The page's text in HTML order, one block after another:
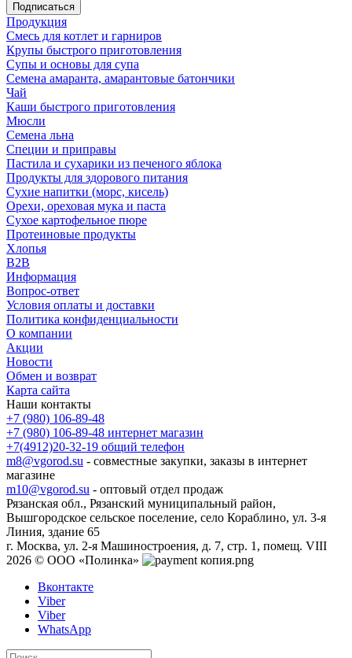
Продукция
Смесь для котлет и гарниров
Крупы быстрого приготовления
Супы и основы для супа
Семена амаранта, амарантовые батончики
Чай
Каши быстрого приготовления
Мюсли
Семена льна
Специи и приправы
Пастила и сухарики из печеного яблока
Продукты для здорового питания
Сухие напитки (морс, кисель)
Орехи, ореховая мука и паста
Сухое картофельное пюре
Протеиновые продукты
Хлопья
B2B
Информация
Вопрос-ответ
Условия оплаты и доставки
Политика конфиденциальности
О компании
Акции
Новости
Обмен и возврат
Карта сайта
Наши контакты
+7 (980) 106-89-48
+7 (980) 106-89-48 интернет магазин
+7(4912)20-32-19 общий телефон
m8@vgorod.su - совместные закупки, заказы в интернет
магазине
m10@vgorod.su - оптовый отдел продаж
Рязанская обл., Рязанский муниципальный район,
Вышгородское сельское поселение, село Кораблино, ул. 3-я
Линия, здание 65
г. Москва, ул. 2-я Машиностроения, д. 7, стр. 1, помещ. VIII
2026 © ООО «Полинка»
Вконтакте
Viber
Viber
WhatsApp